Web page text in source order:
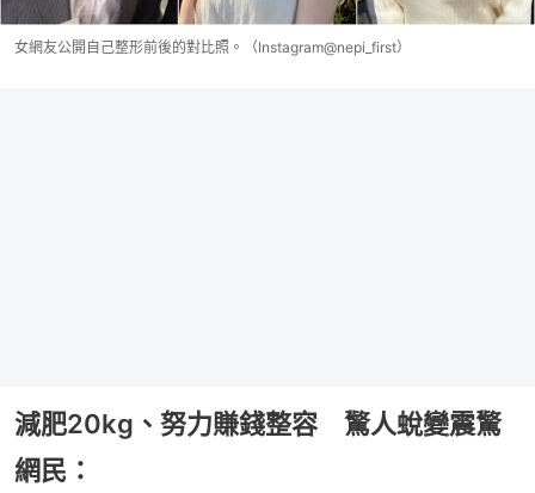
女網友公開自己整形前後的對比照。（Instagram@nepi_first）
減肥20kg、努力賺錢整容 驚人蛻變震驚
網民：